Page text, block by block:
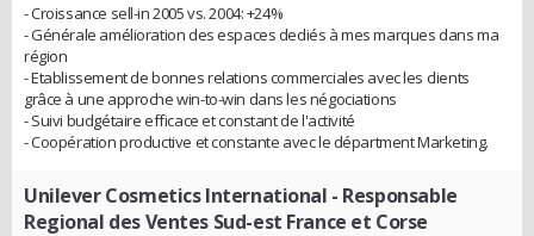
- Croissance sell-in 2005 vs. 2004: +24%
- Générale amélioration des espaces dediés à mes marques dans ma
région
- Etablissement de bonnes relations commerciales avec les clients
grâce à une approche win-to-win dans les négociations
- Suivi budgétaire efficace et constant de l'activité
- Coopération productive et constante avec le départment Marketing.
Unilever Cosmetics International - Responsable
Regional des Ventes Sud-est France et Corse